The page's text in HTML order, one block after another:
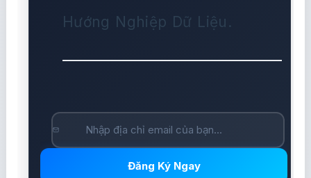
Hướng Nghiệp Dữ Liệu.
Đăng Ký Ngay